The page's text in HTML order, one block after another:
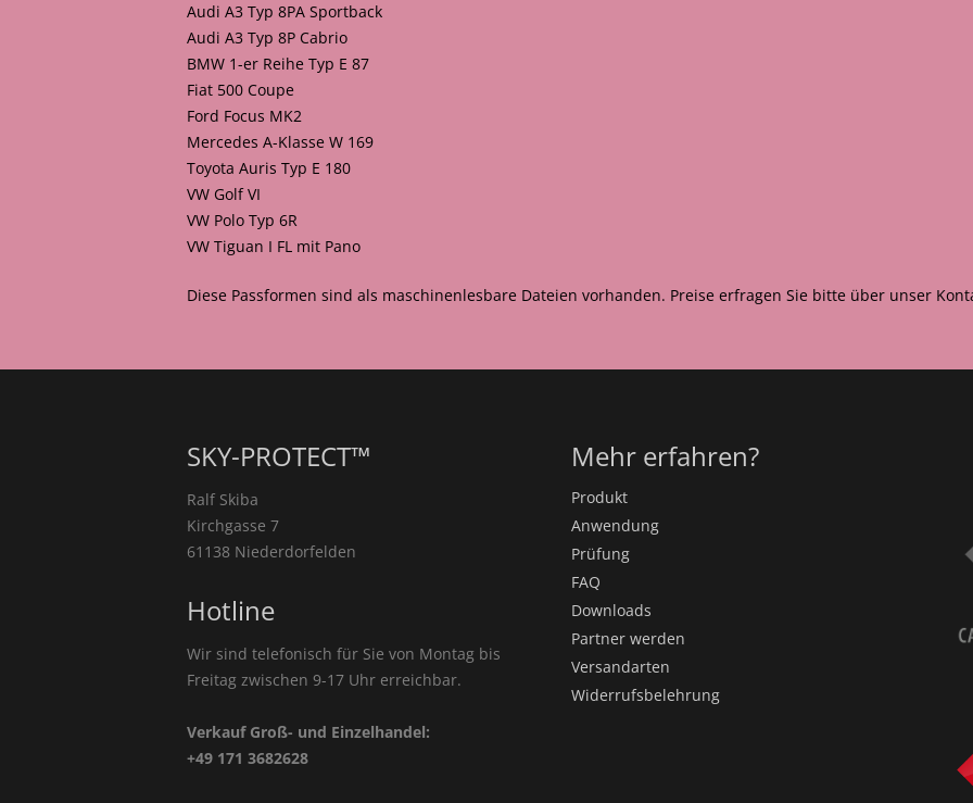
Audi A3 Typ 8PA Sportback
Audi A3 Typ 8P Cabrio
BMW 1-er Reihe Typ E 87
Fiat 500 Coupe
Ford Focus MK2
Mercedes A-Klasse W 169
Toyota Auris Typ E 180
VW Golf VI
VW Polo Typ 6R
VW Tiguan I FL mit Pano
Diese Passformen sind als maschinenlesbare Dateien vorhanden. Preise erfragen Sie bitte über unser
SKY-PROTECT™
Ralf Skiba
Kirchgasse 7
61138 Niederdorfelden
Hotline
Wir sind telefonisch für Sie von Montag bis
Freitag zwischen 9-17 Uhr erreichbar.
Verkauf Groß- und Einzelhandel:
+49 171 3682628
Mehr erfahren?
Produkt
Anwendung
Prüfung
FAQ
Downloads
Partner werden
Versandarten
Widerrufsbelehrung